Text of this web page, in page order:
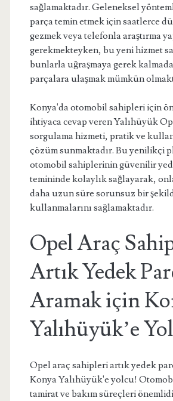
sağlamaktadır. Geleneksel
parça temin etmek için saatlerce
gezmek veya telefonla araştırma
gerekmekteyken, bu yeni hizmet
bunlarla uğraşmaya gerek
parçalara ulaşmak mümkün
Konya'da otomobil sahipleri için
ihtiyaca cevap veren Yalıhüyük
sorgulama hizmeti, pratik ve
çözüm sunmaktadır. Bu yenilikçi
otomobil sahiplerinin güvenilir
temininde kolaylık sağlayarak,
daha uzun süre sorunsuz bir
kullanmalarını sağlamaktadır.
Opel Araç
Artık Yedek
Aramak için
Yalıhüyük’e
Opel araç sahipleri artık yedek
Konya Yalıhüyük'e yolcu!
tamirat ve bakım süreçleri